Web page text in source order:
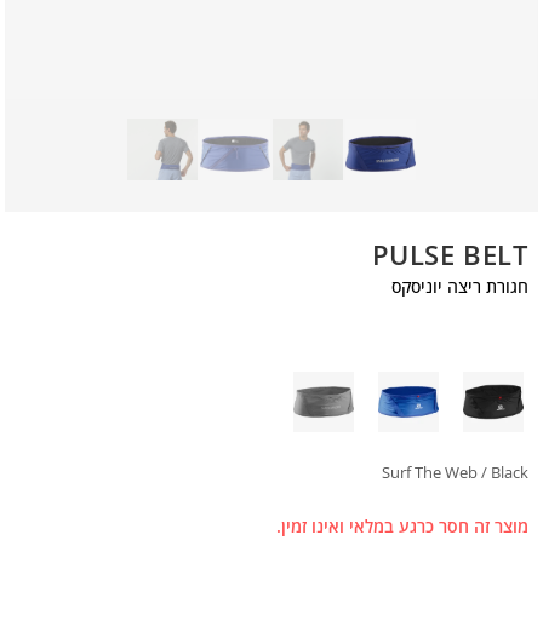
PULSE BELT
חגורת ריצה יוניסקס
Surf The Web / Black
מוצר זה חסר כרגע במלאי ואינו זמין.